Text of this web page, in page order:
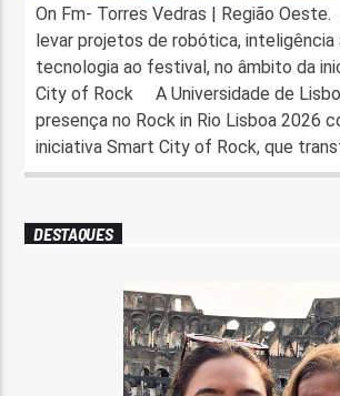
On Fm- Torres Vedras | Região
levar projetos de robótica, inteligência
tecnologia ao festival, no âmbito da
City of Rock A Universidade de
presença no Rock in Rio Lisboa 2026
iniciativa Smart City of Rock, que
DESTAQUES